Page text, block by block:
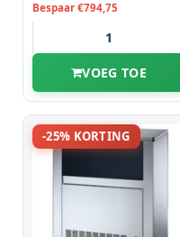
Bespaar €794,75
VOEG TOE
-25% KORTING